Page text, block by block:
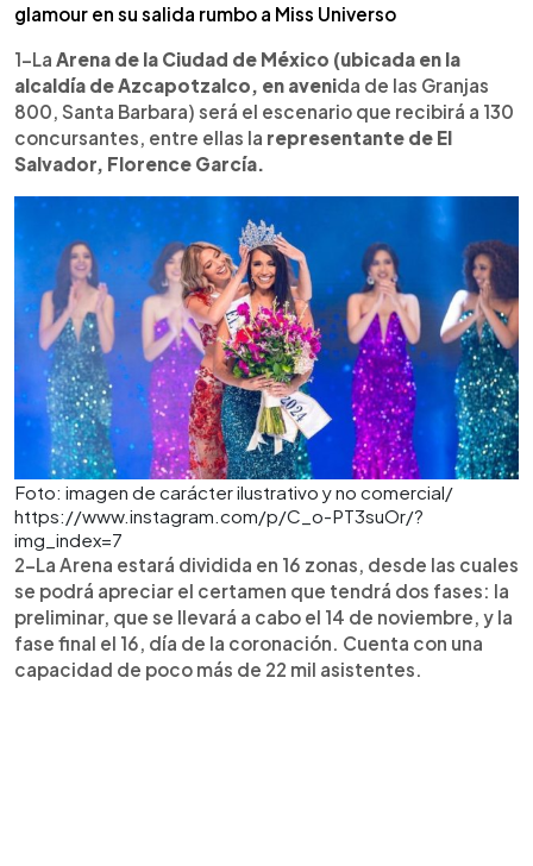
glamour en su salida rumbo a Miss Universo
1-La Arena de la Ciudad de México (ubicada en la
alcaldía de Azcapotzalco, en avenida de las Granjas
800, Santa Barbara) será el escenario que recibirá a 130
concursantes, entre ellas la representante de El
Salvador, Florence García.
Foto: imagen de carácter ilustrativo y no comercial/
https://www.instagram.com/p/C_o-PT3suOr/?
img_index=7
2-La Arena estará dividida en 16 zonas, desde las cuales
se podrá apreciar el certamen que tendrá dos fases: la
preliminar, que se llevará a cabo el 14 de noviembre, y la
fase final el 16, día de la coronación. Cuenta con una
capacidad de poco más de 22 mil asistentes.